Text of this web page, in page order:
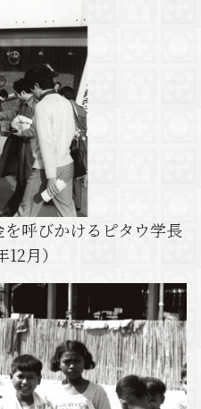
呼びかけるピタウ学長
12月）